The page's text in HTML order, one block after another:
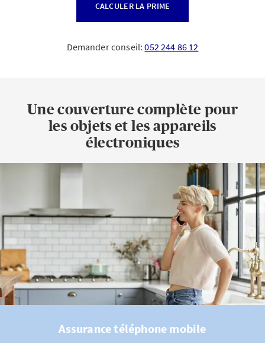
CALCULER LA PRIME
Demander conseil:052 244 86 12
Une couverture complète pour
les objets et les appareils
électroniques
Assurance téléphone mobile